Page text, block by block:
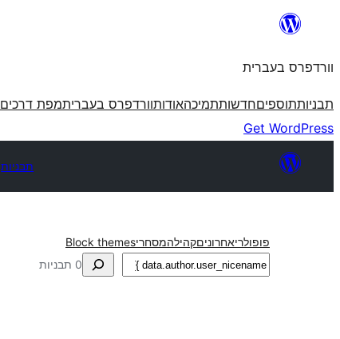
וורדפרס בעברית
תבניותתוספיםחדשותתמיכהאודותוורדפרס בעבריתמפת דרכים
Get WordPress
תבניות
פופולריאחרוניםקהילהמסחריBlock themes
חיפוש 0 תבניות